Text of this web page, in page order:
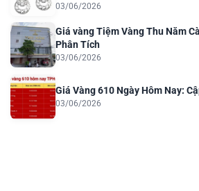
03/06/2026
Giá vàng Tiệm Vàng Thu Năm
Phân Tích
03/06/2026
Giá Vàng 610 Ngày Hôm Nay:
03/06/2026